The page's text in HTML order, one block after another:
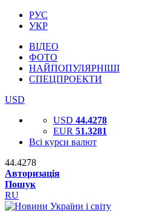
РУС
УКР
ВІДЕО
ФОТО
НАЙПОПУЛЯРНІШІ
СПЕЦПРОЕКТИ
USD
USD 44.4278
EUR 51.3281
Всі курси валют
44.4278
Авторизація
Пошук
RU